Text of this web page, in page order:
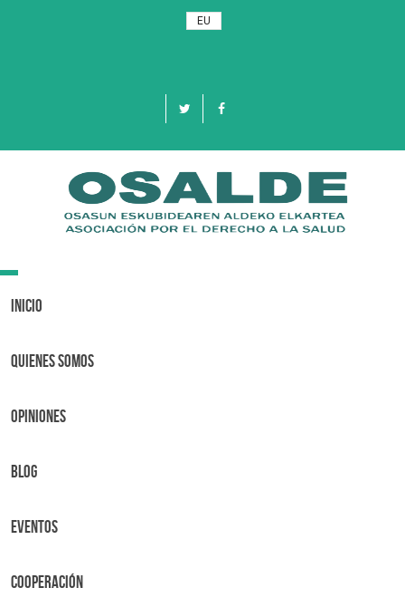
EU
Toggle
Inicio
Quienes Somos
OPINIONES
BLOG
Eventos
Cooperación